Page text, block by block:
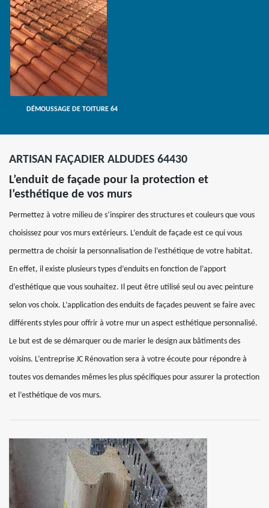
DÉMOUSSAGE DE TOITURE 64
ARTISAN FAÇADIER ALDUDES 64430
L’enduit de façade pour la protection et
l’esthétique de vos murs
Permettez à votre milieu de s’inspirer des structures et couleurs que vous
choisissez pour vos murs extérieurs. L’enduit de façade est ce qui vous
permettra de choisir la personnalisation de l’esthétique de votre habitat.
En effet, il existe plusieurs types d’enduits en fonction de l’apport
d’esthétique que vous souhaitez. Il peut être utilisé seul ou avec peinture
selon vos choix. L’application des enduits de façades peuvent se faire avec
différents styles pour offrir à votre mur un aspect esthétique personnalisé.
Le but est de se démarquer ou de marier le design aux bâtiments des
voisins. L’entreprise JC Rénovation sera à votre écoute pour répondre à
toutes vos demandes mêmes les plus spécifiques pour assurer la protection
et l’esthétique de vos murs.